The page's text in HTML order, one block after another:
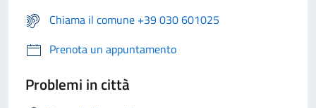
Chiama il comune +39 030 601025
Prenota un appuntamento
Problemi in città